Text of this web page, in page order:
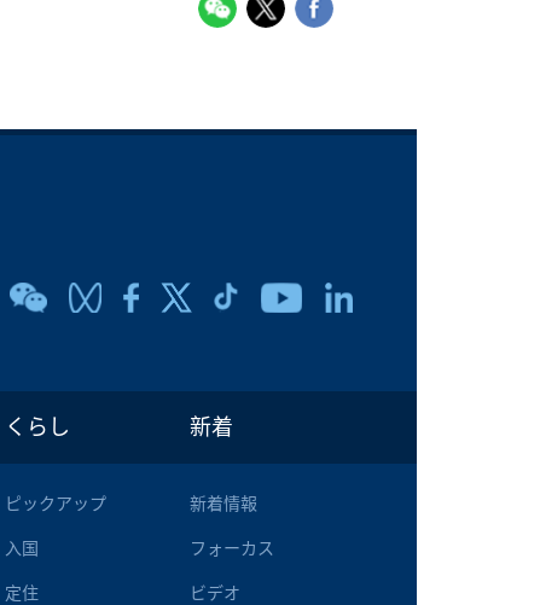
くらし
ピックアップ
入国
定住
新着
新着情報
フォーカス
ビデオ